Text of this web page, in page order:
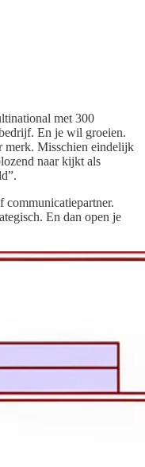
met 300
En je wil groeien.
merk. Misschien eindelijk
naar kijkt als
En dan open je